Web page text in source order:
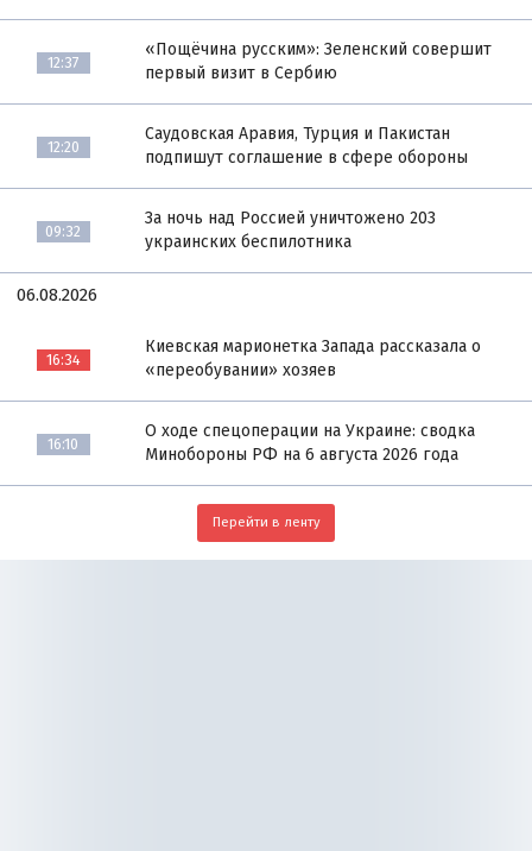
12:37
«Пощёчина русским»: Зеленский совершит
первый визит в Сербию
12:20
Саудовская Аравия, Турция и Пакистан
подпишут соглашение в сфере обороны
09:32
За ночь над Россией уничтожено 203
украинских беспилотника
06.08.2026
16:34
Киевская марионетка Запада рассказала о
«переобувании» хозяев
16:10
О ходе спецоперации на Украине: сводка
Минобороны РФ на 6 августа 2026 года
Перейти в ленту